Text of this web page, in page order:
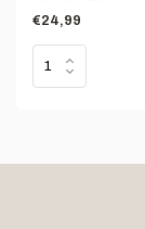
€24,99